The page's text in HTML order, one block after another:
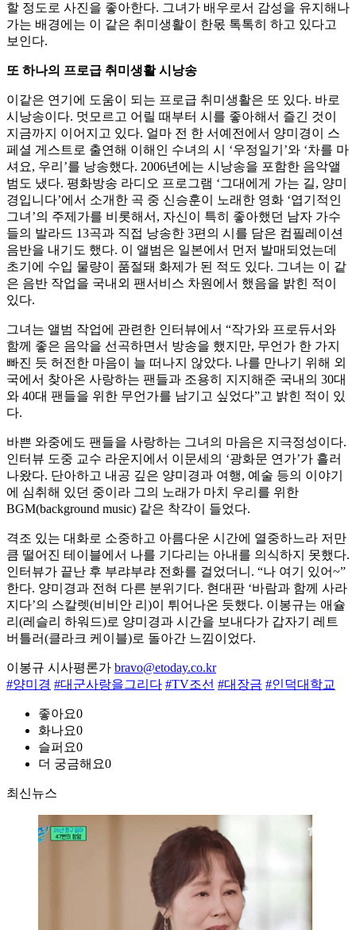
할 정도로 사진을 좋아한다. 그녀가 배우로서 감성을 유지해나
가는 배경에는 이 같은 취미생활이 한몫 톡톡히 하고 있다고
보인다.
또 하나의 프로급 취미생활 시낭송
이같은 연기에 도움이 되는 프로급 취미생활은 또 있다. 바로
시낭송이다. 멋모르고 어릴 때부터 시를 좋아해서 즐긴 것이
지금까지 이어지고 있다. 얼마 전 한 서예전에서 양미경이 스
페셜 게스트로 출연해 이해인 수녀의 시 ‘우정일기’와 ‘차를 마
셔요, 우리’를 낭송했다. 2006년에는 시낭송을 포함한 음악앨
범도 냈다. 평화방송 라디오 프로그램 ‘그대에게 가는 길, 양미
경입니다’에서 소개한 곡 중 신승훈이 노래한 영화 ‘엽기적인
그녀’의 주제가를 비롯해서, 자신이 특히 좋아했던 남자 가수
들의 발라드 13곡과 직접 낭송한 3편의 시를 담은 컴필레이션
음반을 내기도 했다. 이 앨범은 일본에서 먼저 발매되었는데
초기에 수입 물량이 품절돼 화제가 된 적도 있다. 그녀는 이 같
은 음반 작업을 국내외 팬서비스 차원에서 했음을 밝힌 적이
있다.
그녀는 앨범 작업에 관련한 인터뷰에서 “작가와 프로듀서와
함께 좋은 음악을 선곡하면서 방송을 했지만, 무언가 한 가지
빠진 듯 허전한 마음이 늘 떠나지 않았다. 나를 만나기 위해 외
국에서 찾아온 사랑하는 팬들과 조용히 지지해준 국내의 30대
와 40대 팬들을 위한 무언가를 남기고 싶었다”고 밝힌 적이 있
다.
바쁜 와중에도 팬들을 사랑하는 그녀의 마음은 지극정성이다.
인터뷰 도중 교수 라운지에서 이문세의 ‘광화문 연가’가 흘러
나왔다. 단아하고 내공 깊은 양미경과 여행, 예술 등의 이야기
에 심취해 있던 중이라 그의 노래가 마치 우리를 위한
BGM(background music) 같은 착각이 들었다.
격조 있는 대화로 소중하고 아름다운 시간에 열중하느라 저만
큼 떨어진 테이블에서 나를 기다리는 아내를 의식하지 못했다.
인터뷰가 끝난 후 부랴부랴 전화를 걸었더니. “나 여기 있어~”
한다. 양미경과 전혀 다른 분위기다. 현대판 ‘바람과 함께 사라
지다’의 스칼렛(비비안 리)이 튀어나온 듯했다. 이봉규는 애슐
리(레슬리 하워드)로 양미경과 시간을 보내다가 갑자기 레트
버틀러(클라크 케이블)로 돌아간 느낌이었다.
이봉규 시사평론가 bravo@etoday.co.kr
#양미경 #대군사랑을그리다 #TV조선 #대장금 #인덕대학교
좋아요0
화나요0
슬퍼요0
더 궁금해요0
최신뉴스